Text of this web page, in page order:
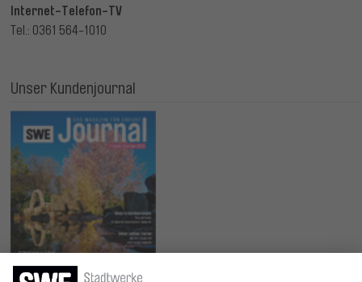
Internet-Telefon-TV
Tel.: 0361 564-1010
Unser Kundenjournal